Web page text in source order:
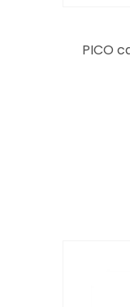
PICO